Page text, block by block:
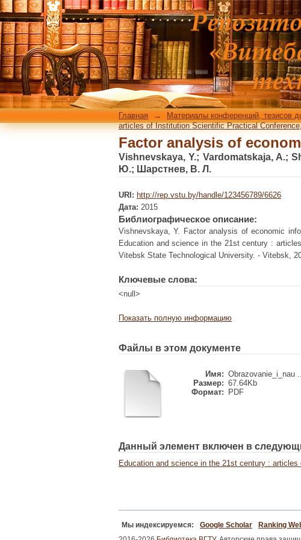
Factor analysis of
Главная → Материалы конференций, тезисов
articles of Institution Scientific Practical
Factor analysis of
Vishnevskaya, Y.; Vardomatskaja, A.;
Ю.; Шарстнев, В. Л.
URI: http://rep.vstu.by/handle/123456789/6626
Дата: 2015
Библиографическое описание:
Vishnevskaya, Y. Factor analysis of economic
Education and science in the 21st century :
Vitebsk State Technological University. - Vitebsk,
Ключевые слова:
<null>
Показать полную информацию
Файлы в этом документе
Имя: Obrazovanie_i_nau
Размер: 67.64Kb
Формат:
PDF
Данный элемент включен в
Education and science in the 21st century :
Мы индексируемся: Google Scholar Ranking